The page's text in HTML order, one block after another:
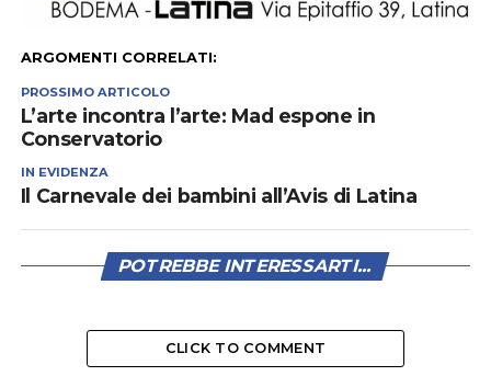
ARGOMENTI CORRELATI:
PROSSIMO ARTICOLO
L’arte incontra l’arte: Mad espone in
Conservatorio
IN EVIDENZA
Il Carnevale dei bambini all’Avis di Latina
POTREBBE INTERESSARTI...
CLICK TO COMMENT